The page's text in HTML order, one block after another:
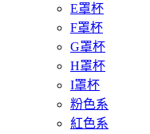
E罩杯
F罩杯
G罩杯
H罩杯
I罩杯
粉色系
紅色系